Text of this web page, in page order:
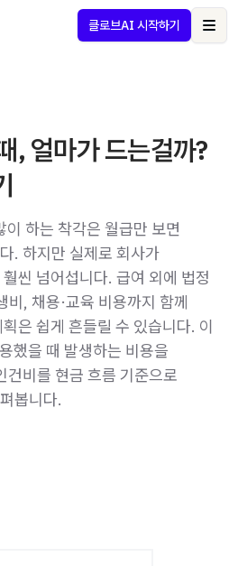
클로브AI 시작하기
, 얼마가 드는걸까?
하는 착각은 월급만 보면
. 하지만 실제로 회사가
씬 넘어섭니다. 급여 외에 법정
, 채용·교육 비용까지 함께
은 쉽게 흔들릴 수 있습니다. 이
했을 때 발생하는 비용을
건비를 현금 흐름 기준으로
봅니다.